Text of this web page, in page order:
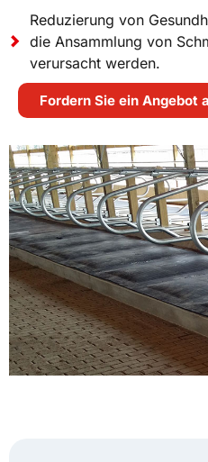
Reduzierung von
die Ansammlung von
verursacht werden.
Fordern Sie ein Angebot